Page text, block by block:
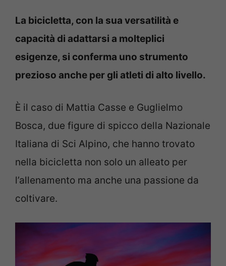
La bicicletta, con la sua versatilità e
capacità di adattarsi a molteplici
esigenze, si conferma uno strumento
prezioso anche per gli atleti di alto livello.
È il caso di Mattia Casse e Guglielmo
Bosca, due figure di spicco della Nazionale
Italiana di Sci Alpino, che hanno trovato
nella bicicletta non solo un alleato per
l’allenamento ma anche una passione da
coltivare.